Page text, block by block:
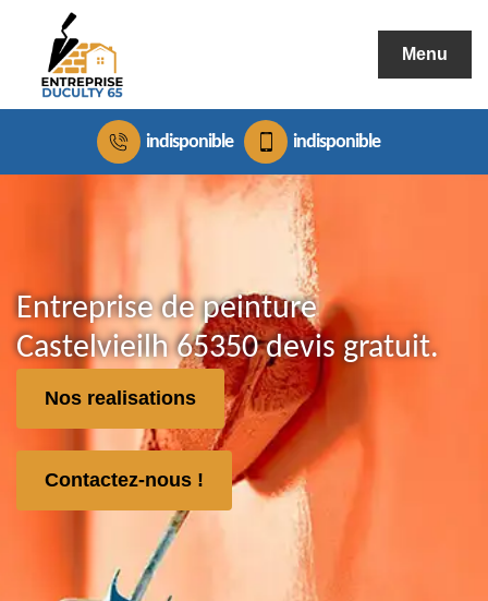
Menu
indisponible indisponible
Entreprise de peinture
Castelvieilh 65350 devis gratuit.
Nos realisations
Contactez-nous !